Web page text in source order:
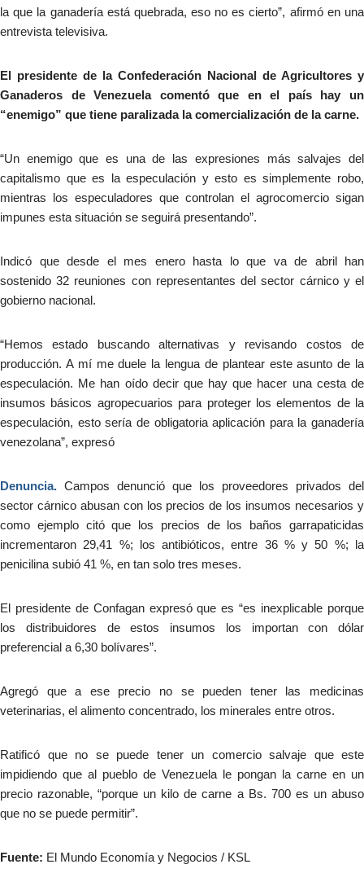
la que la ganadería está quebrada, eso no es cierto”, afirmó en una
entrevista televisiva.
El presidente de la Confederación Nacional de Agricultores y
Ganaderos de Venezuela comentó que en el país hay un
“enemigo” que tiene paralizada la comercialización de la carne.
“Un enemigo que es una de las expresiones más salvajes del
capitalismo que es la especulación y esto es simplemente robo,
mientras los especuladores que controlan el agrocomercio sigan
impunes esta situación se seguirá presentando”.
Indicó que desde el mes enero hasta lo que va de abril han
sostenido 32 reuniones con representantes del sector cárnico y el
gobierno nacional.
“Hemos estado buscando alternativas y revisando costos de
producción. A mí me duele la lengua de plantear este asunto de la
especulación. Me han oído decir que hay que hacer una cesta de
insumos básicos agropecuarios para proteger los elementos de la
especulación, esto sería de obligatoria aplicación para la ganadería
venezolana”, expresó
Denuncia. Campos denunció que los proveedores privados del
sector cárnico abusan con los precios de los insumos necesarios y
como ejemplo citó que los precios de los baños garrapaticidas
incrementaron 29,41 %; los antibióticos, entre 36 % y 50 %; la
penicilina subió 41 %, en tan solo tres meses.
El presidente de Confagan expresó que es “es inexplicable porque
los distribuidores de estos insumos los importan con dólar
preferencial a 6,30 bolívares”.
Agregó que a ese precio no se pueden tener las medicinas
veterinarias, el alimento concentrado, los minerales entre otros.
Ratificó que no se puede tener un comercio salvaje que este
impidiendo que al pueblo de Venezuela le pongan la carne en un
precio razonable, “porque un kilo de carne a Bs. 700 es un abuso
que no se puede permitir”.
Fuente: El Mundo Economía y Negocios / KSL